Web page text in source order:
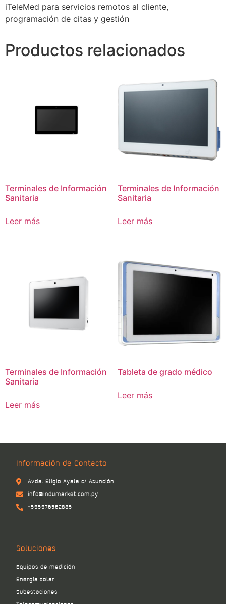
iTeleMed para servicios remotos al cliente,
programación de citas y gestión
Productos relacionados
Terminales de Información
Sanitaria
Leer más
Terminales de Información
Sanitaria
Leer más
Terminales de Información
Sanitaria
Leer más
Tableta de grado médico
Leer más
Información de Contacto
Avda. Eligio Ayala c/ Asunción
info@indumarket.com.py
+595976562885
Soluciones
Equipos de medición
Energía solar
Subestaciones